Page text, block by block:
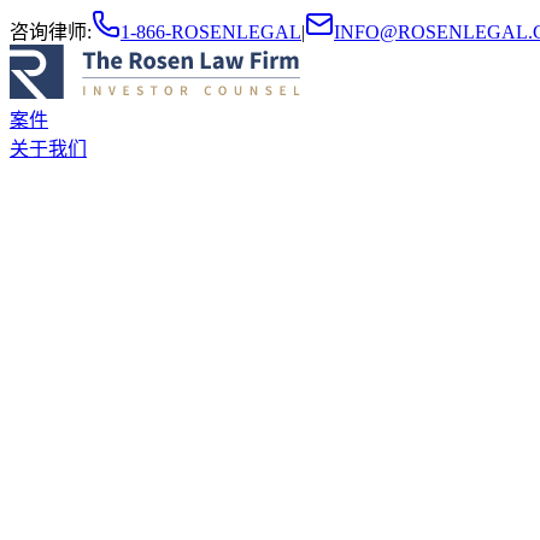
咨询律师: 1-866-ROSENLEGAL|
案件
关于我们